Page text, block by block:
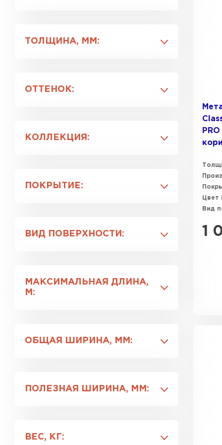
Водосточная система
Цементно-песчаная
ТОЛЩИНА, ММ:
ОТТЕНОК:
Серо-коричневый
КОЛЛЕКЦИЯ:
Монтеррей
ПОКРЫТИЕ:
Velur
ВИД ПОВЕРХНОСТИ:
МАКСИМАЛЬНАЯ ДЛИНА,
М:
ОБЩАЯ ШИРИНА, ММ:
1190
ПОЛЕЗНАЯ ШИРИНА, ММ:
1125
ВЕС, КГ:
Цвет
Вид
1